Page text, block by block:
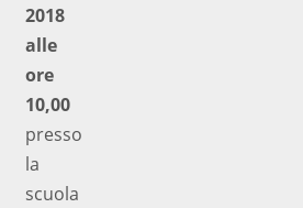
2018
alle
ore
10,00
presso
la
scuola